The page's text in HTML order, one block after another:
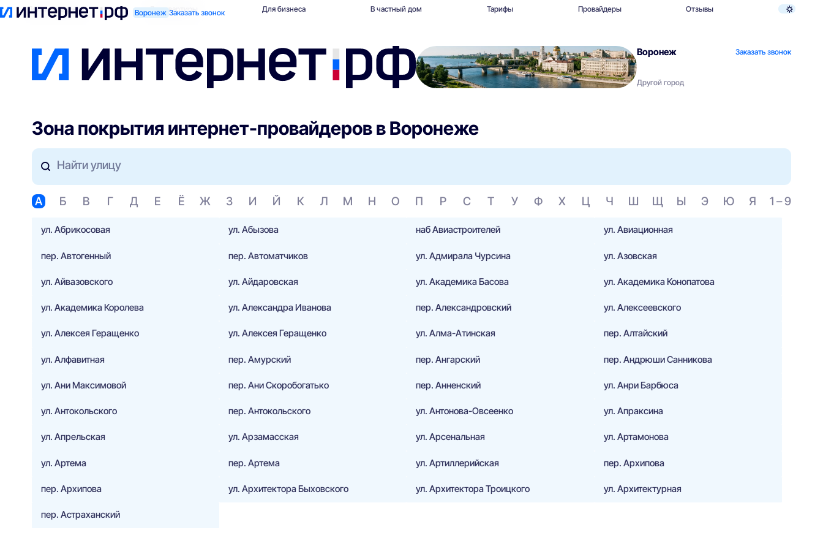
Воронеж Заказать звонок
Поиск по адресу Для квартиры Для бизнеса В частный дом Тарифы Провайдеры Отзывы
Воронеж Заказать звонок
Другой город
Зона покрытия интернет-провайдеров в Воронеже
Найти улицу
А Б В Г Д Е Ё Ж З И Й К Л М Н О П Р С Т У Ф Х Ц Ч Ш Щ Ы Э Ю Я 1 – 9
ул. Абрикосовая ул. Абызова наб Авиастроителей ул. Авиационная
пер. Автогенный пер. Автоматчиков ул. Адмирала Чурсина ул. Азовская
ул. Айвазовского ул. Айдаровская ул. Академика Басова ул. Академика Конопатова
ул. Академика Королева ул. Александра Иванова пер. Александровский ул. Алексеевского
ул. Алексея Геращенко ул. Алексея Геращенко ул. Алма-Атинская пер. Алтайский
ул. Алфавитная пер. Амурский пер. Ангарский пер. Андрюши Санникова
ул. Ани Максимовой пер. Ани Скоробогатько пер. Анненский ул. Анри Барбюса
ул. Антокольского пер. Антокольского ул. Антонова-Овсеенко ул. Апраксина
ул. Апрельская ул. Арзамасская ул. Арсенальная ул. Артамонова
ул. Артема пер. Артема ул. Артиллерийская пер. Архипова
пер. Архипова ул. Архитектора Быховского ул. Архитектора Троицкого ул. Архитектурная
пер. Астраханский